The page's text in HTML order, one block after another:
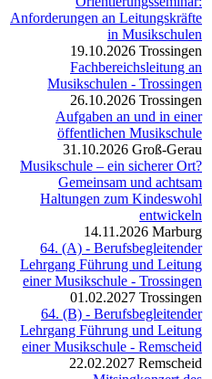
Anforderungen an Leitungskräfte
in Musikschulen
19.10.2026 Trossingen
Fachbereichsleitung an
Musikschulen - Trossingen
26.10.2026 Trossingen
Aufgaben an und in einer
öffentlichen Musikschule
31.10.2026 Groß-Gerau
Musikschule – ein sicherer Ort?
Gemeinsam und achtsam
Haltungen zum Kindeswohl
entwickeln
14.11.2026 Marburg
64. (A) - Berufsbegleitender
Lehrgang Führung und Leitung
einer Musikschule - Trossingen
01.02.2027 Trossingen
64. (B) - Berufsbegleitender
Lehrgang Führung und Leitung
einer Musikschule - Remscheid
22.02.2027 Remscheid